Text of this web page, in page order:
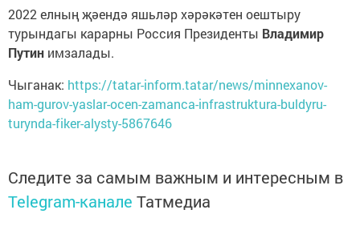
2022 елның җәендә яшьләр хәрәкәтен оештыру
турындагы карарны Россия Президенты Владимир
Путин имзалады.
Чыганак: https://tatar-inform.tatar/news/minnexanov-
ham-gurov-yaslar-ocen-zamanca-infrastruktura-buldyru-
turynda-fiker-alysty-5867646
Следите за самым важным и интересным в
Telegram-канале Татмедиа